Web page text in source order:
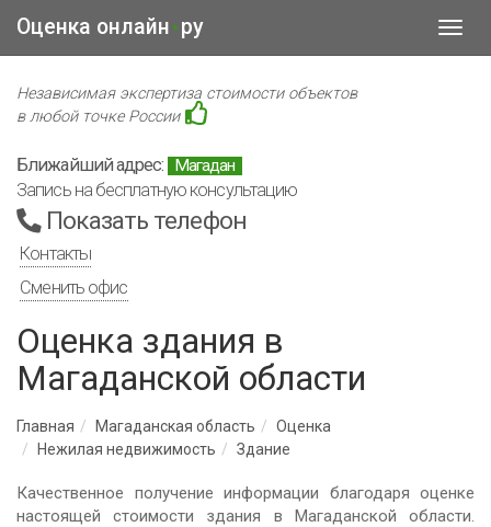
Оценка онлайн • ру
Независимая экспертиза стоимости объектов
в любой точке России
Ближайший адрес: Магадан
Запись на бесплатную консультацию
Показать телефон
Контакты
Сменить офис
Оценка здания в
Магаданской области
Главная Магаданская область
Оценка
Нежилая недвижимость
Здание
Качественное получение информации благодаря оценке
настоящей стоимости здания в Магаданской области.